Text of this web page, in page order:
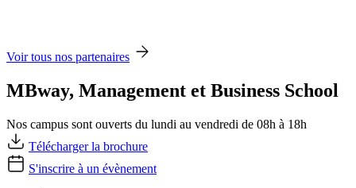
Voir tous nos partenaires
MBway, Management et Business School
Nos campus sont ouverts du lundi au vendredi de 08h à 18h
Télécharger la brochure
S'inscrire à un évènement